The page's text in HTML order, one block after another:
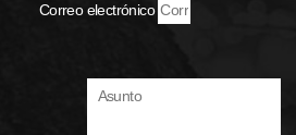
Correo electrónico